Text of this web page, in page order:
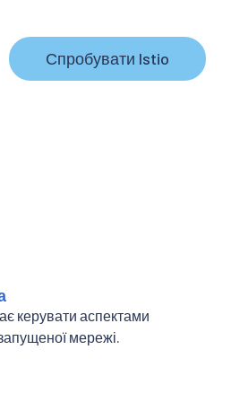
Спробувати Istio
керувати аспектами
мережі.